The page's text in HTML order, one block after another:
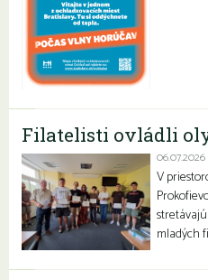
Filatelisti ovládli
06.07.2026
V
mladých